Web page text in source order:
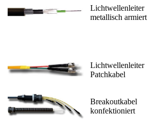
Lichtwellenleiter
metallisch armiert
Lichtwellenleiter
Patchkabel
Breakoutkabel
konfektioniert